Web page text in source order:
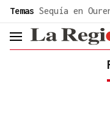
common.go-to-content
Temas Sequía en
header.menu.open